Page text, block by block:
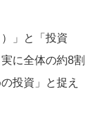
」と「投資
に全体の約8割
投資」と捉え